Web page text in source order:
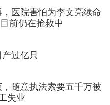
医院害怕为李文亮续命
前仍在抢救中
过亿只
随意执法索要五千万被
失业